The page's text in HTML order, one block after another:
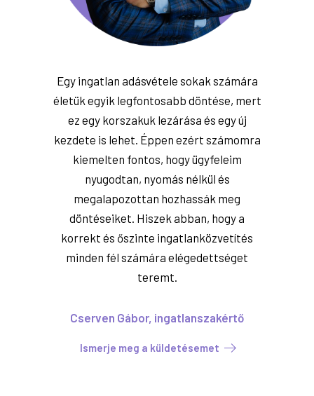
Egy ingatlan adásvétele sokak számára
életük egyik legfontosabb döntése, mert
ez egy korszakuk lezárása és egy új
kezdete is lehet. Éppen ezért számomra
kiemelten fontos, hogy ügyfeleim
nyugodtan, nyomás nélkül és
megalapozottan hozhassák meg
döntéseiket. Hiszek abban, hogy a
korrekt és őszinte ingatlanközvetítés
minden fél számára elégedettséget
teremt.
Cserven Gábor, ingatlanszakértő
Ismerje meg a küldetésemet